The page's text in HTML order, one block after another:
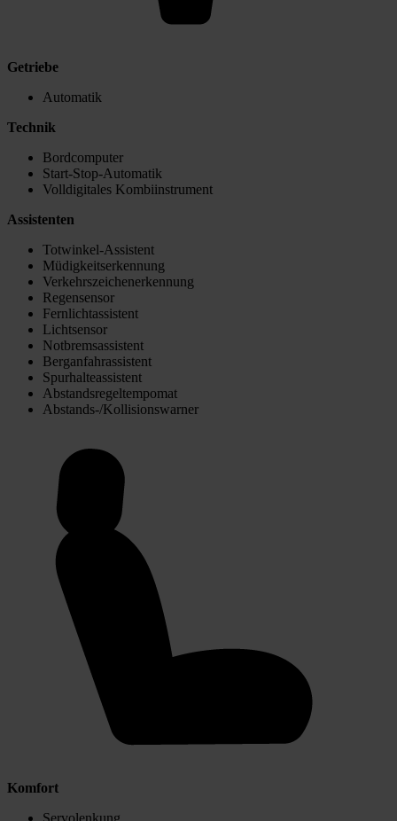
Getriebe
Automatik
Technik
Bordcomputer
Start-Stop-Automatik
Volldigitales Kombiinstrument
Assistenten
Totwinkel-Assistent
Müdigkeitserkennung
Verkehrszeichenerkennung
Regensensor
Fernlichtassistent
Lichtsensor
Notbremsassistent
Berganfahrassistent
Spurhalteassistent
Abstandsregeltempomat
Abstands-/Kollisionswarner
Komfort
Servolenkung